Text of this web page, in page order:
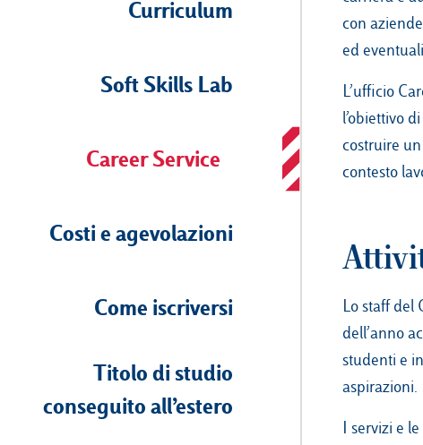
Curriculum
Soft Skills Lab
Career Service
Costi e agevolazioni
Come iscriversi
Titolo di studio
conseguito all’estero
con
ed
L’ufficio
l’obiettivo
costruire
contesto
Lo staff del
dell’anno
studenti e
aspirazioni.
I servizi e